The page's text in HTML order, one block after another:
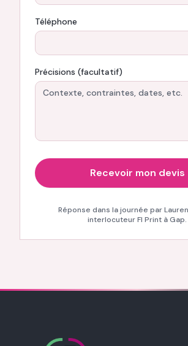
Téléphone
Précisions (facultatif)
Recevoir mon devis
Réponse dans la journée par
interlocuteur FI Print à Gap.